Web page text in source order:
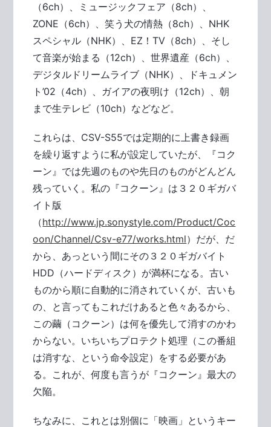
（6ch）、ミュージックフェア（8ch）、
ZONE（6ch）、笑う犬の情熱（8ch）、NHK
スペシャル（NHK）、EZ！TV（8ch）、そし
て音楽が始まる（12ch）、世界遺産（6ch）、
デジタルドリームライブ（NHK）、ドキュメン
ト’02（4ch）、ガイアの夜明け（12ch）、朝
まで生テレビ（10ch）などなど。
これらは、CSV-S55では定期的に上書き録画
を繰り返すように私が設定していたが、『コク
ーン』では先週のものや先日のものがどんどん
残っていく。私の『コクーン』は３２０ギガバ
イト版
（http://www.jp.sonystyle.com/Product/Coc
oon/Channel/Csv-e77/works.html）だが、だ
から、あっという間にその３２０ギガバイト
HDD（ハードディスク）が満杯になる。古い
ものから順に自動的に消されていくが、古いも
の、と言ってもこれだけあると色々あるから、
この繭（コクーン）は何を優先して消すのかわ
からない。いちいちプロテクト処理（この番組
は消すな、という命令設定）をする必要があ
る。これが、何度も言うが『コクーン』最大の
欠陥。
ちなみに、これとは別個に「映画」というキー